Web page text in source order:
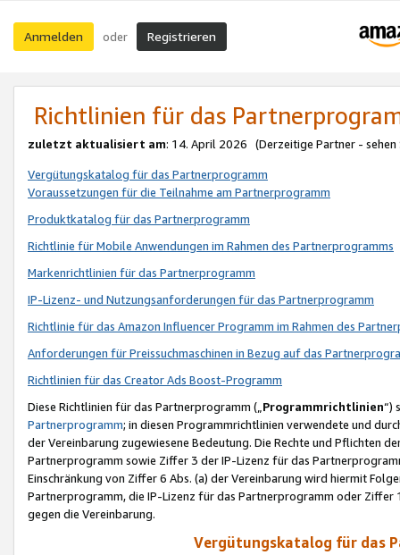
Anmelden oder Registrieren
Richtlinien für das
zuletzt aktualisiert am: 14. April 2026 (Derzeitige Partner - sehen
Vergütungskatalog für das Partnerprogramm
Voraussetzungen für die Teilnahme am Partnerprogramm
Produktkatalog für das Partnerprogramm
Richtlinie für Mobile Anwendungen im Rahmen des Partnerprogramms
Markenrichtlinien für das Partnerprogramm
IP-Lizenz- und Nutzungsanforderungen für das Partnerprogramm
Richtlinie für das Amazon Influencer Programm im Rahmen des
Anforderungen für Preissuchmaschinen in Bezug auf das
Richtlinien für das Creator Ads Boost-Programm
Diese Richtlinien für das Partnerprogramm („Programmrichtlinien“)
Partnerprogramm; in diesen Programmrichtlinien verwendete und
der Vereinbarung zugewiesene Bedeutung. Die Rechte und Pflichten
Partnerprogramm sowie Ziffer 3 der IP-Lizenz für das
Einschränkung von Ziffer 6 Abs. (a) der Vereinbarung wird hiermit
Partnerprogramm, die IP-Lizenz für das Partnerprogramm oder
gegen die Vereinbarung.
Vergütungskatalog für das